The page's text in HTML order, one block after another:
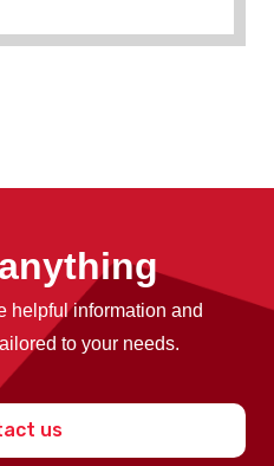
helpful information and
to your needs.
us